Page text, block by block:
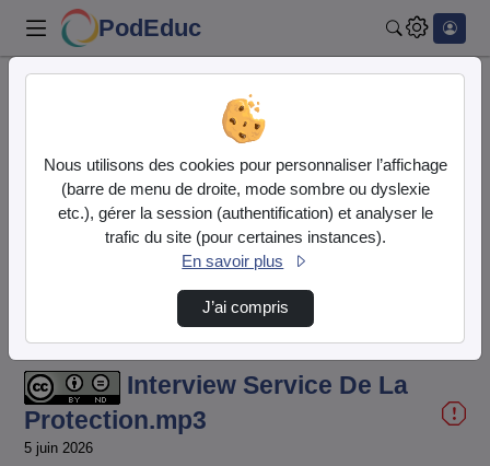
PodEduc
Interview Service De La Protection.mp3
actuel
00:00:000 / Durée
43:03:462 Chargé
6.56%
dans
l'image
écran
Interview Service De La
Protection.mp3
5 juin 2026
Nous utilisons des cookies pour personnaliser l’affichage
(barre de menu de droite, mode sombre ou dyslexie
etc.), gérer la session (authentification) et analyser le
trafic du site (pour certaines instances).
En savoir plus
J’ai compris